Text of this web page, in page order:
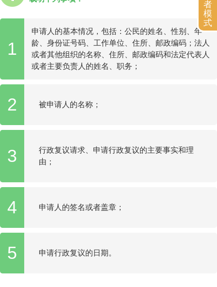
者
模
式
1
申请人的基本情况，包括：公民的姓名、性别、年
龄、身份证号码、工作单位、住所、邮政编码；法人
或者其他组织的名称、住所、邮政编码和法定代表人
或者主要负责人的姓名、职务；
2 被申请人的名称；
3
行政复议请求、申请行政复议的主要事实和理
由；
4 申请人的签名或者盖章；
5 申请行政复议的日期。